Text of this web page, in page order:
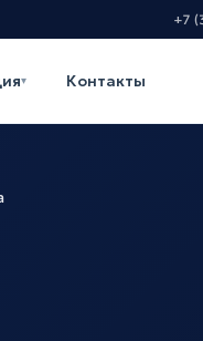
+7
▾ Контакты